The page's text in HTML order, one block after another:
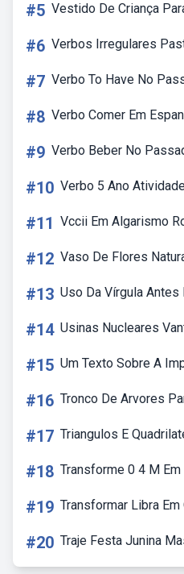
#5 Vestido De Criança
#6 Verbos Irregulares
#7 Verbo To Have No
#8 Verbo Comer Em
#9 Verbo Beber No
#10 Verbo 5 Ano
#11 Vccii Em Algarismo
#12 Vaso De Flores
#13 Uso Da Vírgula Antes
#14 Usinas Nucleares
#15 Um Texto Sobre A
#16 Tronco De Arvores
#17 Triangulos E
#18 Transforme 0 4 M
#19 Transformar Libra Em
#20 Traje Festa Junina